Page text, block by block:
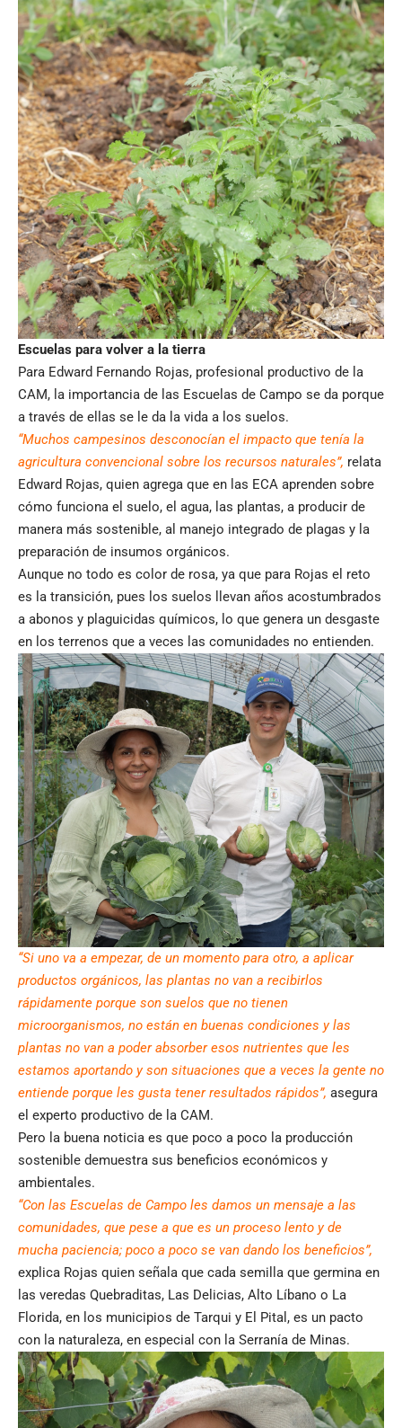
Escuelas para volver a la tierra
Para Edward Fernando Rojas, profesional productivo de la
CAM, la importancia de las Escuelas de Campo se da porque
a través de ellas se le da la vida a los suelos.
“Muchos campesinos desconocían el impacto que tenía la
agricultura convencional sobre los recursos naturales”, relata
Edward Rojas, quien agrega que en las ECA aprenden sobre
cómo funciona el suelo, el agua, las plantas, a producir de
manera más sostenible, al manejo integrado de plagas y la
preparación de insumos orgánicos.
Aunque no todo es color de rosa, ya que para Rojas el reto
es la transición, pues los suelos llevan años acostumbrados
a abonos y plaguicidas químicos, lo que genera un desgaste
en los terrenos que a veces las comunidades no entienden.
“Si uno va a empezar, de un momento para otro, a aplicar
productos orgánicos, las plantas no van a recibirlos
rápidamente porque son suelos que no tienen
microorganismos, no están en buenas condiciones y las
plantas no van a poder absorber esos nutrientes que les
estamos aportando y son situaciones que a veces la gente no
entiende porque les gusta tener resultados rápidos”, asegura
el experto productivo de la CAM.
Pero la buena noticia es que poco a poco la producción
sostenible demuestra sus beneficios económicos y
ambientales.
“Con las Escuelas de Campo les damos un mensaje a las
comunidades, que pese a que es un proceso lento y de
mucha paciencia; poco a poco se van dando los beneficios”,
explica Rojas quien señala que cada semilla que germina en
las veredas Quebraditas, Las Delicias, Alto Líbano o La
Florida, en los municipios de Tarqui y El Pital, es un pacto
con la naturaleza, en especial con la Serranía de Minas.